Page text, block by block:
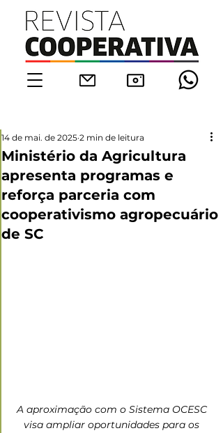
Ministério da Agricultura
apresenta programas e
reforça parceria com
cooperativismo agropecuário
de SC
14 de mai. de 2025 2 min de leitura
A aproximação com o Sistema OCESC
visa ampliar oportunidades para os